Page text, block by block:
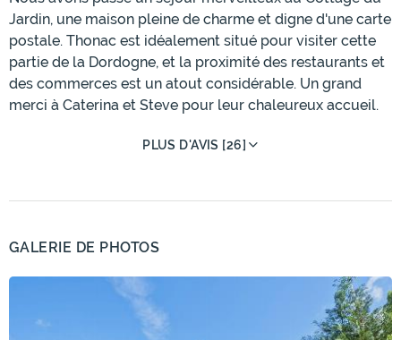
Jardin, une maison pleine de charme et digne d'une carte
postale. Thonac est idéalement situé pour visiter cette
partie de la Dordogne, et la proximité des restaurants et
des commerces est un atout considérable. Un grand
merci à Caterina et Steve pour leur chaleureux accueil.
PLUS D'AVIS [26]
GALERIE DE PHOTOS